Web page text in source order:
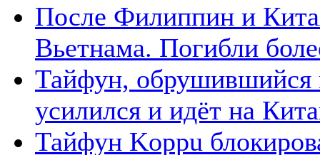
После Филиппин и
Вьетнама. Погибли
Тайфун,
усилился и идёт на
Тайфун Koppu